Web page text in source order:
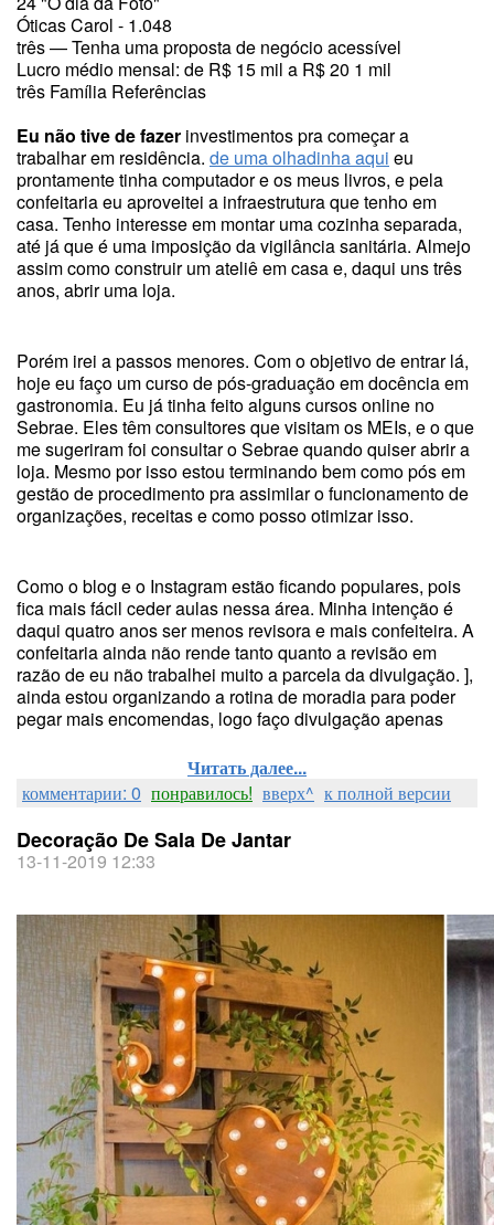
Óticas Carol - 1.048
três — Tenha uma proposta de negócio acessível
Lucro médio mensal: de R$ 15 mil a R$ 20 1 mil
três Família Referências
Eu não tive de fazer investimentos pra começar a
trabalhar em residência. de uma olhadinha aqui eu
prontamente tinha computador e os meus livros, e pela
confeitaria eu aproveitei a infraestrutura que tenho em
casa. Tenho interesse em montar uma cozinha separada,
até já que é uma imposição da vigilância sanitária. Almejo
assim como construir um ateliê em casa e, daqui uns três
anos, abrir uma loja.
Porém irei a passos menores. Com o objetivo de entrar lá,
hoje eu faço um curso de pós-graduação em docência em
gastronomia. Eu já tinha feito alguns cursos online no
Sebrae. Eles têm consultores que visitam os MEIs, e o que
me sugeriram foi consultar o Sebrae quando quiser abrir a
loja. Mesmo por isso estou terminando bem como pós em
gestão de procedimento pra assimilar o funcionamento de
organizações, receitas e como posso otimizar isso.
Como o blog e o Instagram estão ficando populares, pois
fica mais fácil ceder aulas nessa área. Minha intenção é
daqui quatro anos ser menos revisora e mais confeiteira. A
confeitaria ainda não rende tanto quanto a revisão em
razão de eu não trabalhei muito a parcela da divulgação. ],
ainda estou organizando a rotina de moradia para poder
pegar mais encomendas, logo faço divulgação apenas
Читать далее...
комментарии: 0 понравилось! вверх^ к полной версии
Decoração De Sala De Jantar
13-11-2019 12:33